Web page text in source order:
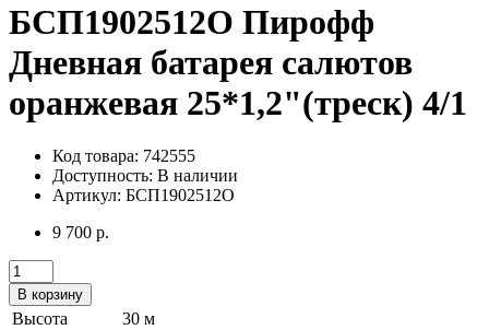
БСП1902512О Пирофф
Дневная батарея салютов
оранжевая 25*1,2"(треск) 4/1
Код товара: 742555
Доступность: В наличии
Артикул: БСП1902512О
9 700 р.
В корзину
Высота
30 м